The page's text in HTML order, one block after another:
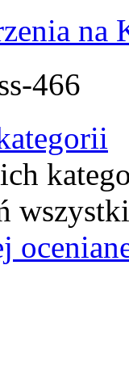
na
466